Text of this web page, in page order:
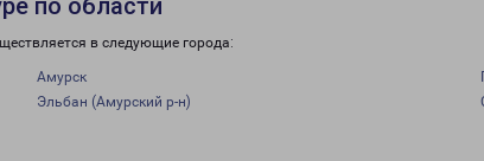
по области
в следующие города:
Амурск
Эльбан (Амурский р-н)